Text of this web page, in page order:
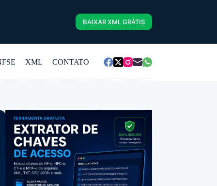
BAIXAR XML GRÁTIS
XML CONTATO